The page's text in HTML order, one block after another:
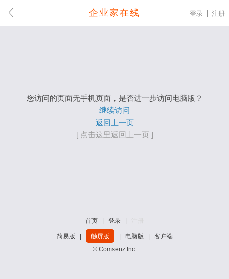
企业家在线 登录 注册
您访问的页面无手机页面，是否进一步访问电脑版？
继续访问
返回上一页
[ 点击这里返回上一页 ]
首页 登录
简易版 触屏版 电脑版
客户端
© Comsenz Inc.